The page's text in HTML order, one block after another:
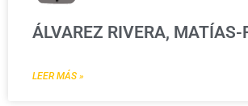
ÁLVAREZ RIVERA, MATÍAS-
LEER MÁS »